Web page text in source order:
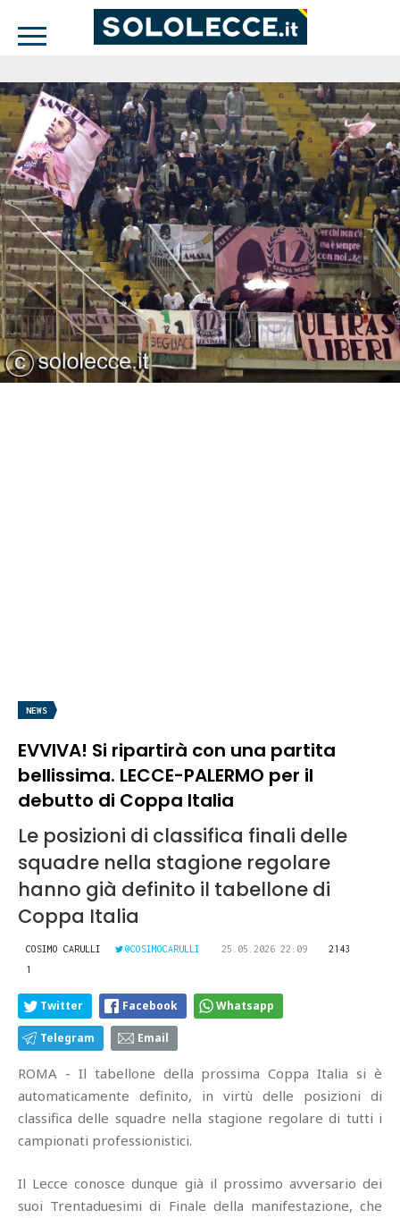
NEWS
EVVIVA! Si ripartirà con una partita
bellissima. LECCE-PALERMO per il
debutto di Coppa Italia
Le posizioni di classifica finali delle
squadre nella stagione regolare
hanno già definito il tabellone di
Coppa Italia
COSIMO CARULLI @COSIMOCARULLI 25.05.2026 22:09
2143
1
Twitter Facebook Whatsapp
Telegram Email
ROMA - Il tabellone della prossima Coppa Italia si è
automaticamente definito, in virtù delle posizioni di
classifica delle squadre nella stagione regolare di tutti i
campionati professionistici.
Il Lecce conosce dunque già il prossimo avversario dei
suoi Trentaduesimi di Finale della manifestazione, che